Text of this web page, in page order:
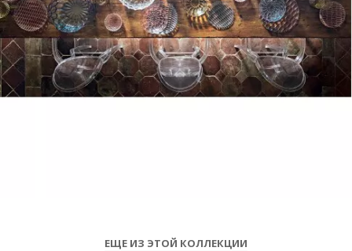
ЕЩЕ ИЗ ЭТОЙ КОЛЛЕКЦИИ